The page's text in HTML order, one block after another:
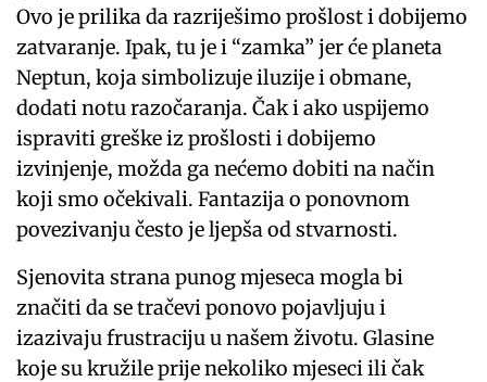
Ovo je prilika da razriješimo prošlost i dobijemo
zatvaranje. Ipak, tu je i “zamka” jer će planeta
Neptun, koja simbolizuje iluzije i obmane,
dodati notu razočaranja. Čak i ako uspijemo
ispraviti greške iz prošlosti i dobijemo
izvinjenje, možda ga nećemo dobiti na način
koji smo očekivali. Fantazija o ponovnom
povezivanju često je ljepša od stvarnosti.
Sjenovita strana punog mjeseca mogla bi
značiti da se tračevi ponovo pojavljuju i
izazivaju frustraciju u našem životu. Glasine
koje su kružile prije nekoliko mjeseci ili čak